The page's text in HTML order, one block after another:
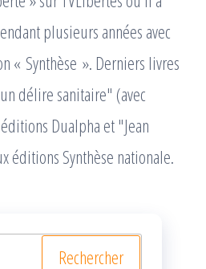
plusieurs années avec
« Synthèse ». Derniers livres
délire sanitaire" (avec
Dualpha et "Jean
éditions Synthèse nationale.